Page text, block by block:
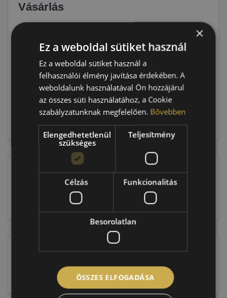
Vásárlás
44 290 Ft
177 160 Ft
Kosárba
EU-s abroncscímke
Figyelem a feltüntetett címke adatok tájékoztató
címkével ellátott abroncs kerül kiszállításra.
×
Ez a weboldal sütiket használ
Ez a weboldal sütiket használ a
felhasználói élmény javítása érdekében. A
weboldalunk használatával Ön hozzájárul
az összes süti használatához, a Cookie
szabályzatunknak megfelelően. Bővebben
Elengedhetetlenül
szükséges
Teljesítmény
Célzás Funkcionalitás
Besorolatlan
ÖSSZES ELFOGADÁSA